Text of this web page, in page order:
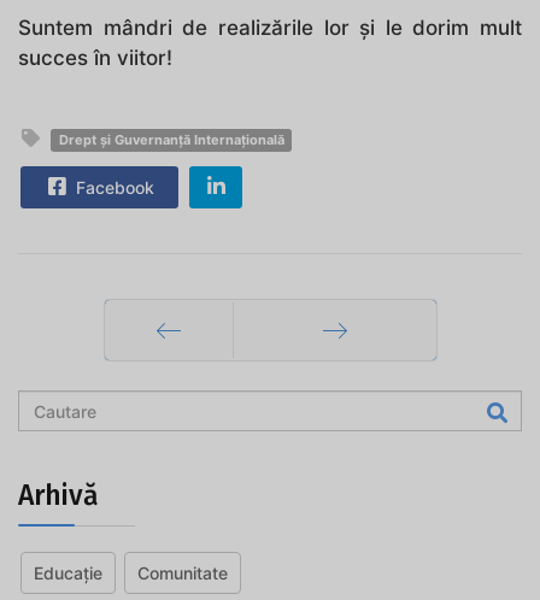
Suntem mândri de realizările lor și le dorim mult
succes în viitor!
Drept și Guvernanță Internațională
Facebook
Prec Mai departe
Arhivă
Educație Comunitate